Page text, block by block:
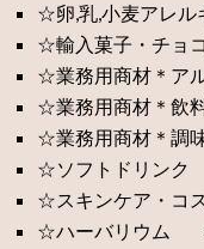
☆卵,乳,小麦アレル
☆輸入菓子・チョ
☆業務用商材＊ア
☆業務用商材＊飲
☆業務用商材＊調
☆ソフトドリンク
☆スキンケア・コ
☆ハーバリウム